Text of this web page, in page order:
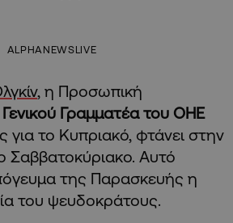
ALPHANEWSLIVE
, η Προσωπική
Γενικού Γραμματέα του ΟΗΕ
για το Κυπριακό, φτάνει στην
Σαββατοκύριακο. Αυτό
της Παρασκευής η
του ψευδοκράτους.